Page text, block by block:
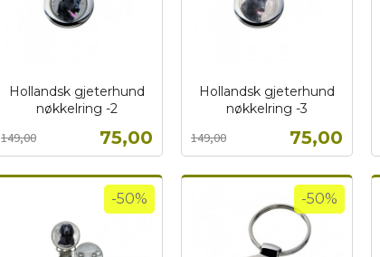
Hollandsk gjeterhund
nøkkelring -2
Tilbud
75,00
149,00
mva.
Hollandsk gjeterhund
nøkkelring -3
Tilbud
75,00
149,00
mva.
-50% -50%